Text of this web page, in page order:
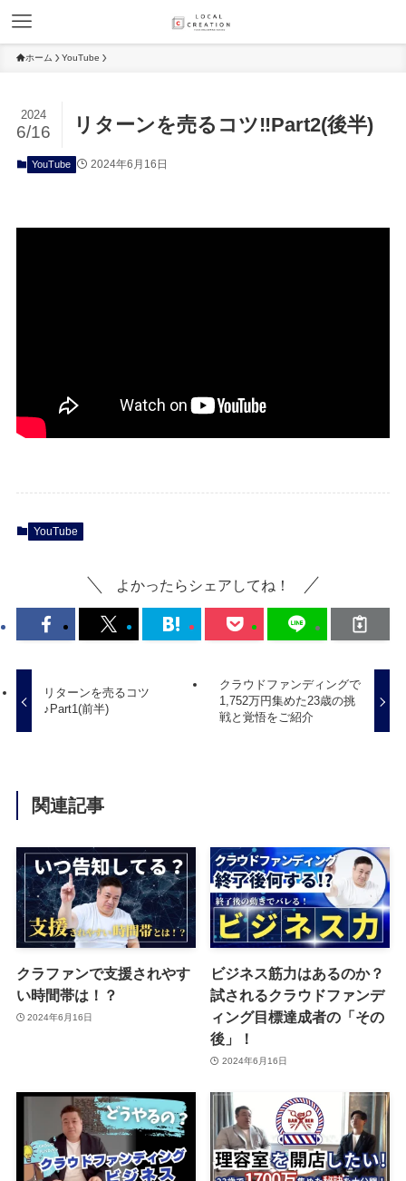
ホーム YouTube
リターンを売るコツ‼️Part2(後半)
2024
6/16
YouTube 2024年6月16日
YouTube
よかったらシェアしてね！
リターンを売るコツ
♪Part1(前半)
クラウドファンディングで
1,752万円集めた23歳の挑
戦と覚悟をご紹介
関連記事
クラファンで支援されやす
い時間帯は！？
2024年6月16日
ビジネス筋力はあるのか？
試されるクラウドファンデ
ィング目標達成者の「その
後」！
2024年6月16日